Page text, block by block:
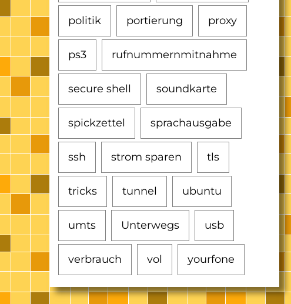
politik portierung proxy
ps3 rufnummernmitnahme
secure shell soundkarte
spickzettel sprachausgabe
ssh strom sparen tls
tricks tunnel ubuntu
umts Unterwegs usb
verbrauch vol yourfone